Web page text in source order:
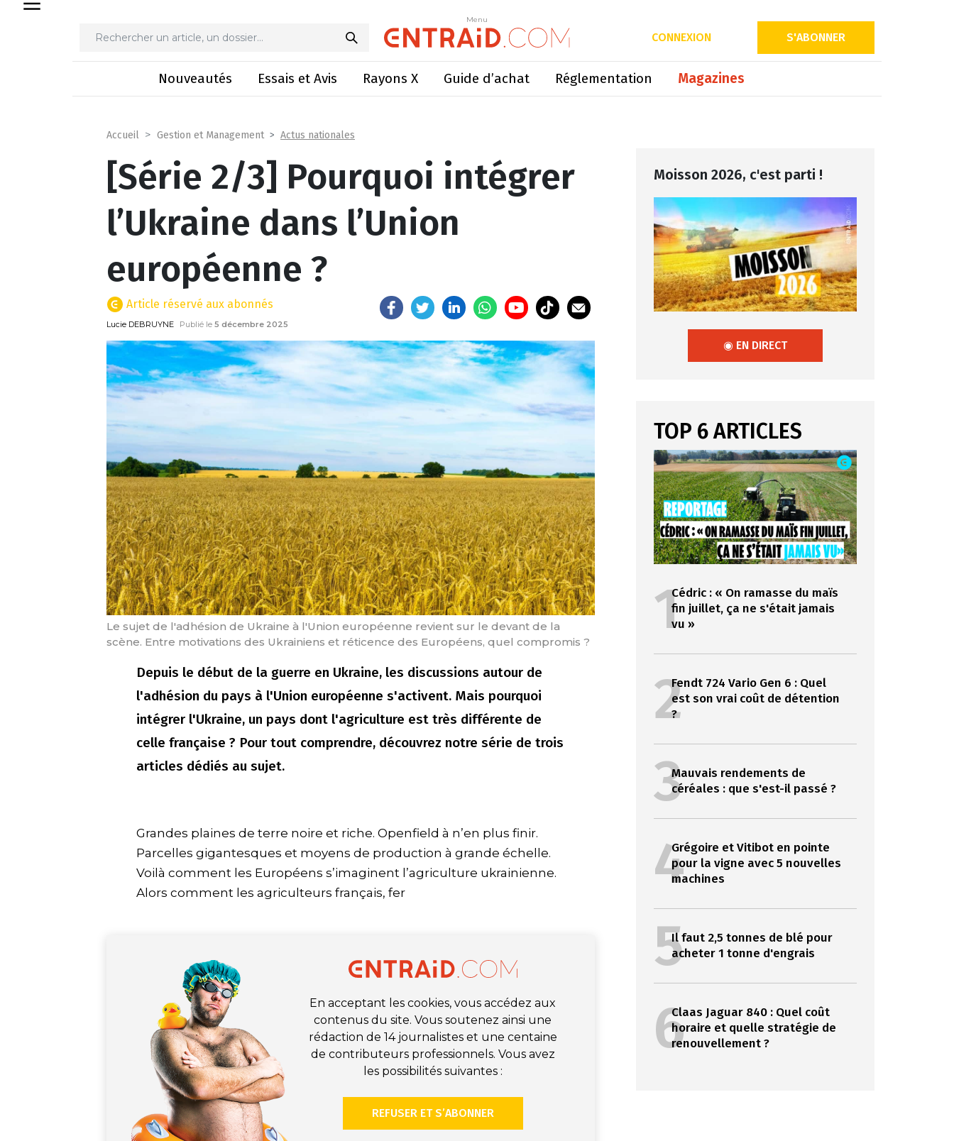
Menu
CONNEXION S'ABONNER
Nouveautés Essais et Avis Rayons X Guide d’achat Réglementation Magazines
Menu
[Série 2/3] Pourquoi intégrer l’Ukraine dans l’Union européenne ?
Accueil Gestion et Management Actus nationales
[Série 2/3] Pourquoi intégrer
l’Ukraine dans l’Union
européenne ?
Article réservé aux abonnés
Lucie DEBRUYNE Publié le 5 décembre 2025
Le sujet de l'adhésion de Ukraine à l'Union européenne revient sur le devant de la
scène. Entre motivations des Ukrainiens et réticence des Européens, quel compromis ?
Depuis le début de la guerre en Ukraine, les discussions autour de
l'adhésion du pays à l'Union européenne s'activent. Mais pourquoi
intégrer l'Ukraine, un pays dont l'agriculture est très différente de
celle française ? Pour tout comprendre, découvrez notre série de trois
articles dédiés au sujet.
Grandes plaines de terre noire et riche. Openfield à n’en plus finir.
Parcelles gigantesques et moyens de production à grande échelle.
Voilà comment les Européens s’imaginent l’agriculture ukrainienne.
Alors comment les agriculteurs français, fer
En acceptant les cookies, vous accédez aux
contenus du site. Vous soutenez ainsi une
rédaction de 14 journalistes et une centaine
de contributeurs professionnels. Vous avez
les possibilités suivantes :
REFUSER ET S’ABONNER
Moisson 2026, c'est parti !
◉ EN DIRECT
TOP 6 ARTICLES
1Cédric : « On ramasse du maïs
fin juillet, ça ne s'était jamais
vu »
2Fendt 724 Vario Gen 6 : Quel
est son vrai coût de détention
?
3Mauvais rendements de
céréales : que s'est-il passé ?
4Grégoire et Vitibot en pointe
pour la vigne avec 5 nouvelles
machines
5Il faut 2,5 tonnes de blé pour
acheter 1 tonne d'engrais
6Claas Jaguar 840 : Quel coût
horaire et quelle stratégie de
renouvellement ?